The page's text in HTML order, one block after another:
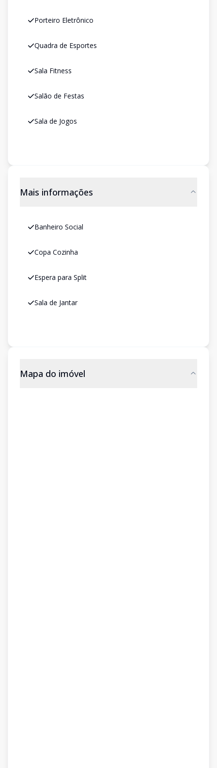
Porteiro Eletrônico
Quadra de Esportes
Sala Fitness
Salão de Festas
Sala de Jogos
Mais informações
Banheiro Social
Copa Cozinha
Espera para Split
Sala de Jantar
Mapa do imóvel